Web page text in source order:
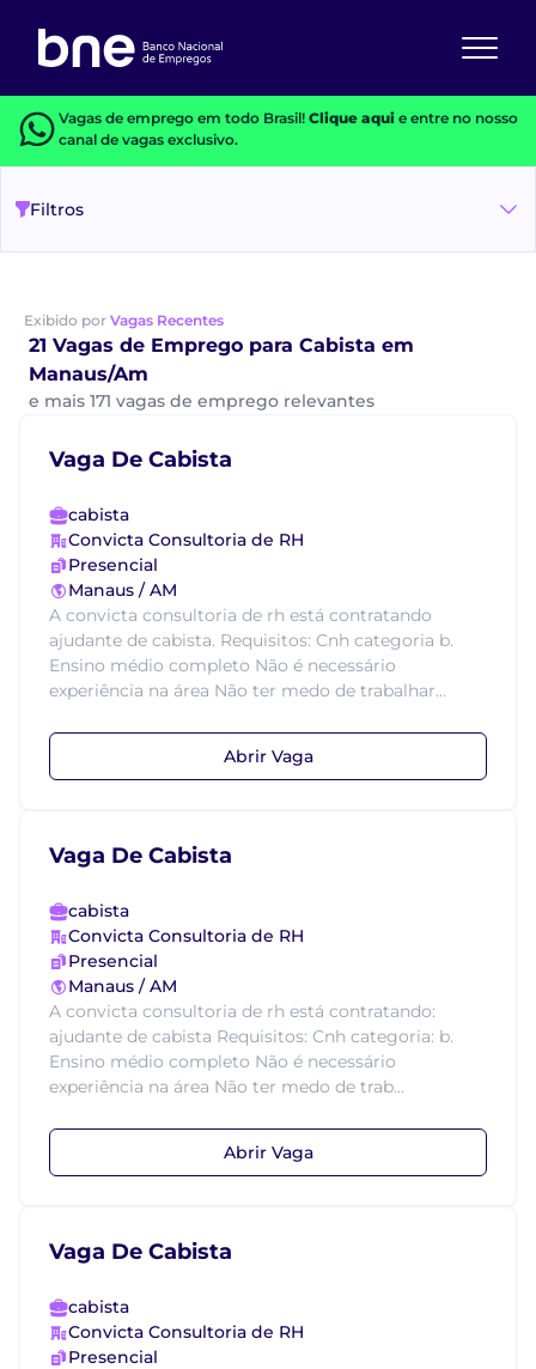
Vagas de emprego em todo Brasil! Clique aquie entre no nosso
canal de vagas exclusivo.
Filtros
Exibido por Vagas Recentes
21 Vagas de Emprego para Cabista em
Manaus/Am
e mais 171 vagas de emprego relevantes
Vaga De Cabista
cabista
Convicta Consultoria de RH
Presencial
Manaus / AM
A convicta consultoria de rh está contratando
ajudante de cabista. Requisitos: Cnh categoria b.
Ensino médio completo Não é necessário
experiência na área Não ter medo de trabalhar...
Abrir Vaga
Vaga De Cabista
cabista
Convicta Consultoria de RH
Presencial
Manaus / AM
A convicta consultoria de rh está contratando:
ajudante de cabista Requisitos: Cnh categoria: b.
Ensino médio completo Não é necessário
experiência na área Não ter medo de trab...
Abrir Vaga
Vaga De Cabista
cabista
Convicta Consultoria de RH
Presencial